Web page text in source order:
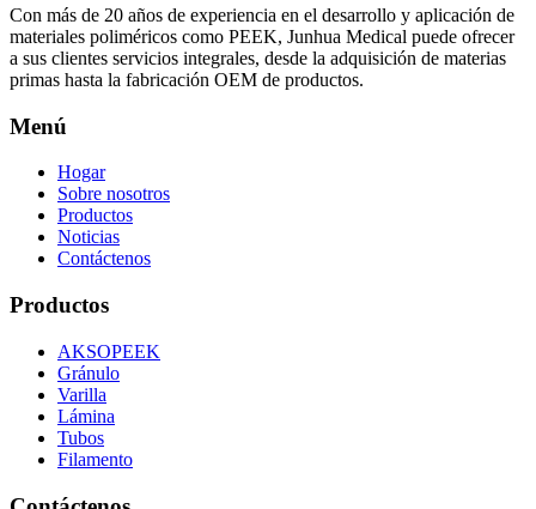
Con más de 20 años de experiencia en el desarrollo y aplicación de
materiales poliméricos como PEEK, Junhua Medical puede ofrecer
a sus clientes servicios integrales, desde la adquisición de materias
primas hasta la fabricación OEM de productos.
Menú
Hogar
Sobre nosotros
Productos
Noticias
Contáctenos
Productos
AKSOPEEK
Gránulo
Varilla
Lámina
Tubos
Filamento